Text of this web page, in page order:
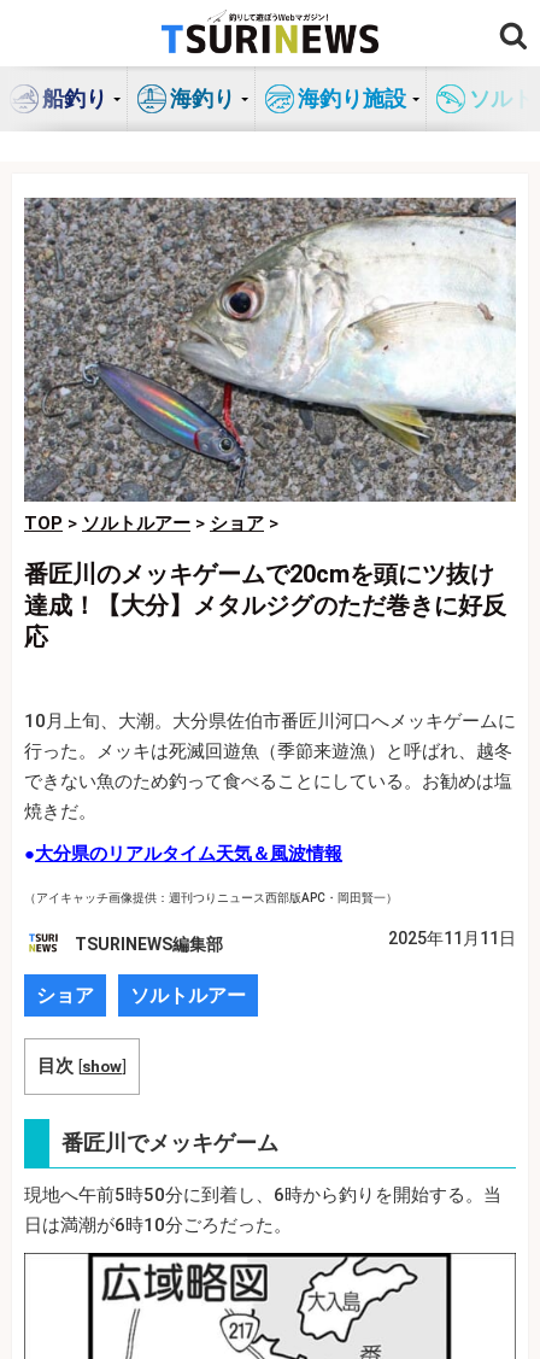
ン
船釣り 海釣り 海釣り施設 ソル
TOP > ソルトルアー > ショア >
番匠川のメッキゲームで20cmを頭にツ抜け
達成！【大分】メタルジグのただ巻きに好反
応
10月上旬、大潮。大分県佐伯市番匠川河口へメッキゲームに
行った。メッキは死滅回遊魚（季節来遊漁）と呼ばれ、越冬
できない魚のため釣って食べることにしている。お勧めは塩
焼きだ。
●大分県のリアルタイム天気＆風波情報
（アイキャッチ画像提供：週刊つりニュース西部版APC・岡田賢一）
TSURINEWS編集部 2025年11月11日
ショア ソルトルアー
目次 [show]
番匠川でメッキゲーム
現地へ午前5時50分に到着し、6時から釣りを開始する。当
日は満潮が6時10分ごろだった。